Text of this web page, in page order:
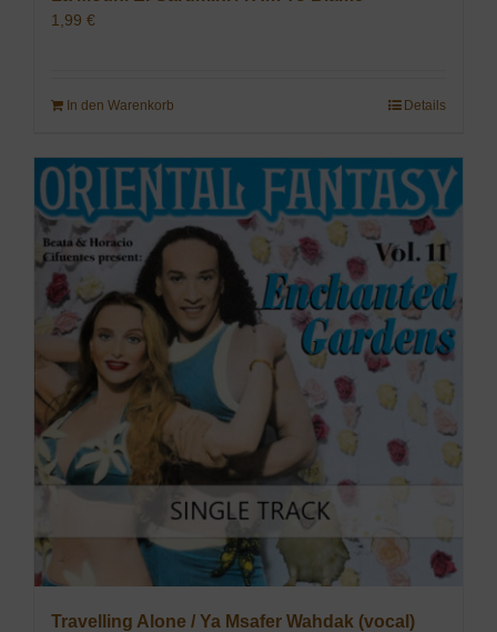
1,99 €
In den Warenkorb Details
Travelling Alone / Ya Msafer Wahdak (vocal)